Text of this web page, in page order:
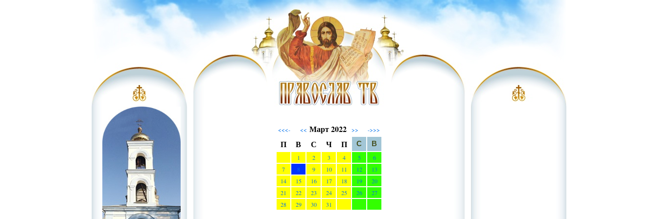
<<<- << Март 2022 >> ->>>
П В С Ч П С
В
1
2 3 4 5
6
7
8 9 10 11 12
13
14
15 16 17 18 19
20
21
22 23 24 25 26
27
28
29 30 31